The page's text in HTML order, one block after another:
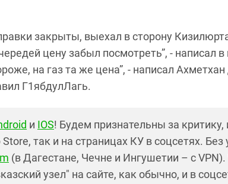
закрыты, выехал в сторону
цену забыл посмотреть”, - написал
на газ та же цена”, - написал Ахметхан
Г1ябдулЛагь.
и IOS! Будем признательны за критику,
так и на страницах КУ в соцсетях. Без
(в Дагестане, Чечне и Ингушетии – с VPN).
узел" на сайте, как обычно, и в